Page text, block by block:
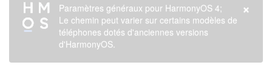
×
Paramètres généraux pour HarmonyOS 4;
Le chemin peut varier sur certains modèles de
téléphones dotés d'anciennes versions
d'HarmonyOS.